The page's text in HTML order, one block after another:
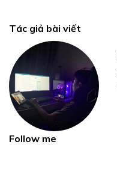
Tác giả bài viết
Follow me